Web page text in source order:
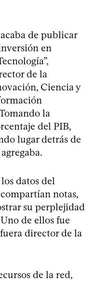
de publicar
en
de la
Ciencia y
la
del PIB,
lugar detrás de
datos del
notas,
su perplejidad
de ellos fue
director de la
de la red,